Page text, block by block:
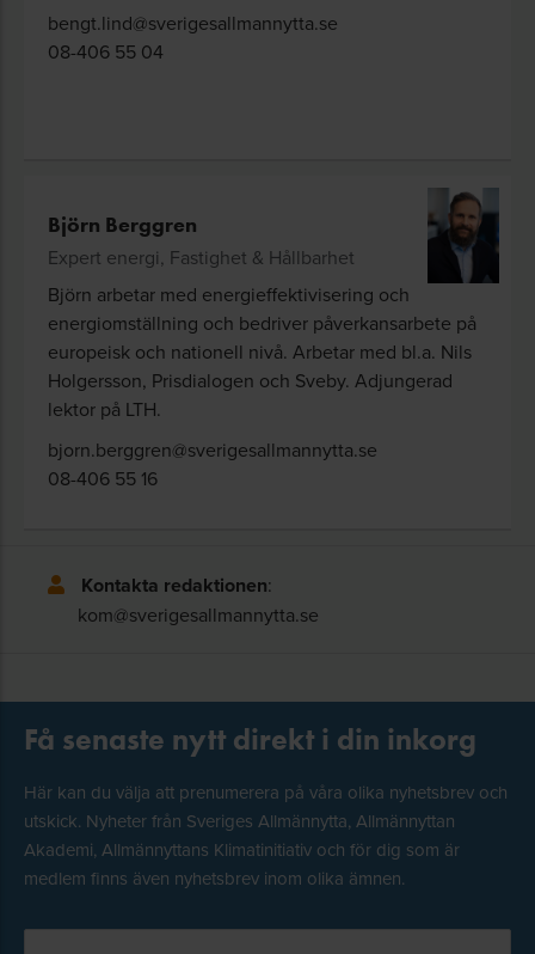
bengt.lind@sverigesallmannytta.se
08-406 55 04
Björn Berggren
Expert energi, Fastighet & Hållbarhet
Björn arbetar med energi­effektivisering och
energi­omställning och bedriver påverkans­arbete på
europeisk och nationell nivå. Arbetar med bl.a. Nils
Holgersson, Pris­dialogen och Sveby. Adjungerad
lektor på LTH.
bjorn.berggren@sverigesallmannytta.se
08-406 55 16
Kontakta redaktionen:
kom@sverigesallmannytta.se
Få senaste nytt direkt i din inkorg
Här kan du välja att prenumerera på våra olika nyhetsbrev och
utskick. Nyheter från Sveriges Allmännytta, Allmännyttan
Akademi, Allmännyttans Klimatinitiativ och för dig som är
medlem finns även nyhetsbrev inom olika ämnen.